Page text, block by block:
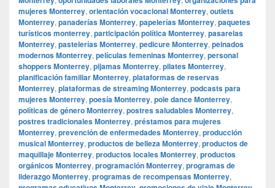
mujeres Monterrey, orientación vocacional Monterrey, outlets
Monterrey, panaderías Monterrey, papelerías Monterrey, paquetes
turísticos monterrey, participación política Monterrey, pasarelas
Monterrey, pastelerías Monterrey, pedicure Monterrey, peinados
modernos Monterrey, películas femeninas Monterrey, personal
shoppers Monterrey, pijamas Monterrey, pilates Monterrey,
planificación familiar Monterrey, plataformas de reservas
Monterrey, plataformas de streaming Monterrey, podcasts para
mujeres Monterrey, poesía Monterrey, pole dance Monterrey,
políticas de género Monterrey, postres saludables Monterrey,
postres tradicionales Monterrey, préstamos para mujeres
Monterrey, prevención de enfermedades Monterrey, producción
musical Monterrey, productos de belleza Monterrey, productos de
maquillaje Monterrey, productos locales Monterrey, productos
orgánicos Monterrey, programación Monterrey, programas de
liderazgo Monterrey, programas de recompensas Monterrey,